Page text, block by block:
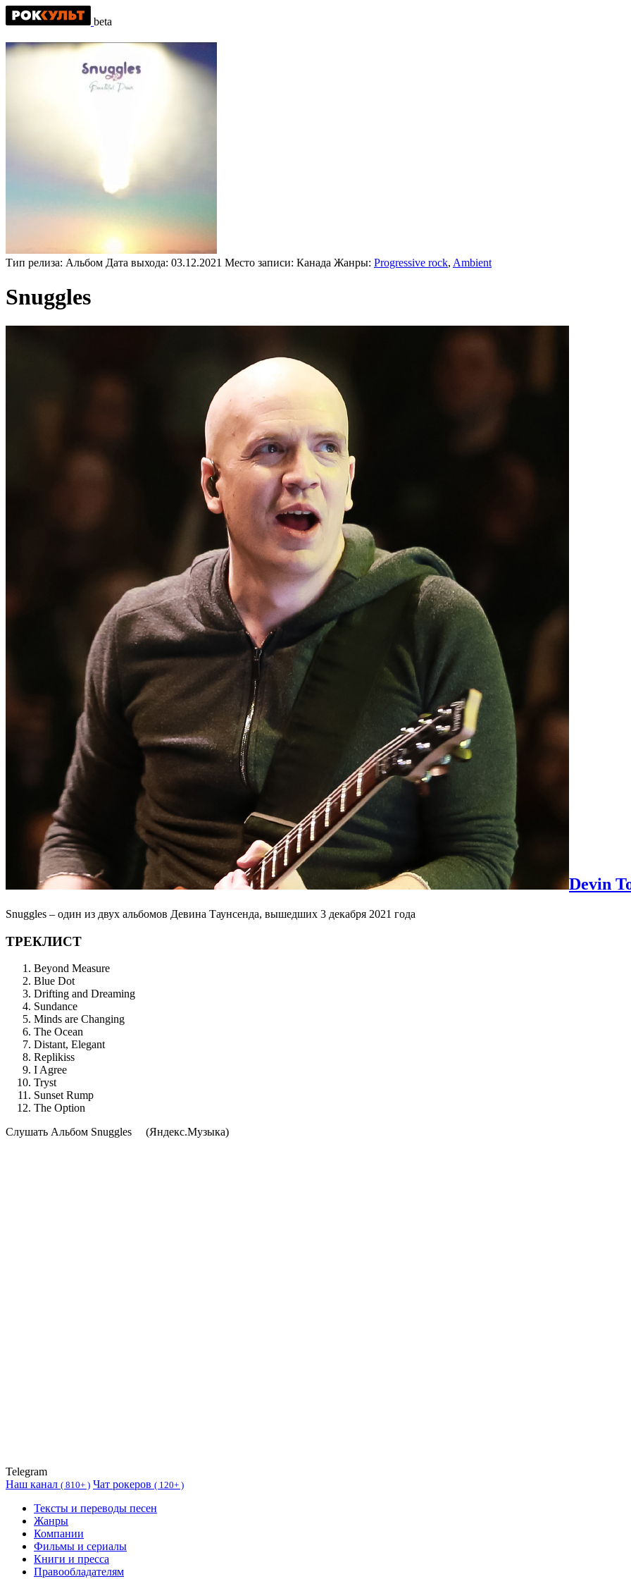
beta
Тип релиза: Альбом Дата выхода: 03.12.2021 Место записи: Канада Жанры: Progressive rock, Ambient
Snuggles
Devin
Snuggles – один из двух альбомов Девина Таунсенда, вышедших 3 декабря 2021 года
ТРЕКЛИСТ
Beyond Measure
Blue Dot
Drifting and Dreaming
Sundance
Minds are Changing
The Ocean
Distant, Elegant
Replikiss
I Agree
Tryst
Sunset Rump
The Option
Cлушать Альбом Snuggles
(Яндекс.Музыка)
Telegram
Наш канал ( 810+ ) Чат рокеров ( 120+ )
Тексты и переводы песен
Жанры
Компании
Фильмы и сериалы
Книги и пресса
Правообладателям